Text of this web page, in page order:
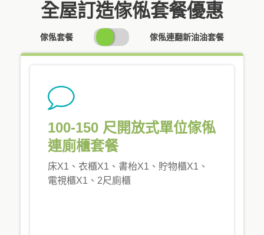
全屋訂造傢俬套餐優惠
傢俬套餐
SWITCH
PRICING
傢俬連翻新油油套餐
100-150 尺開放式單位傢俬
連廁櫃套餐
床X1、衣櫃X1、書枱X1、貯物櫃X1、
電視櫃X1、2尺廁櫃